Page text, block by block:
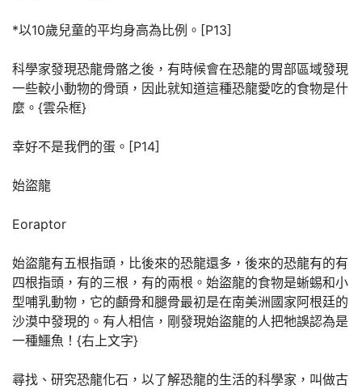
*以10歲兒童的平均身高為比例。[P13]
科學家發現恐龍骨骼之後，有時候會在恐龍的胃部區域發現
一些較小動物的骨頭，因此就知道這種恐龍愛吃的食物是什
麼。{雲朵框}
幸好不是我們的蛋。[P14]
始盜龍
Eoraptor
始盜龍有五根指頭，比後來的恐龍還多，後來的恐龍有的有
四根指頭，有的三根，有的兩根。始盜龍的食物是蜥蜴和小
型哺乳動物，它的顱骨和腿骨最初是在南美洲國家阿根廷的
沙漠中發現的。有人相信，剛發現始盜龍的人把牠誤認為是
一種鱷魚！{右上文字}
尋找、研究恐龍化石，以了解恐龍的生活的科學家，叫做古